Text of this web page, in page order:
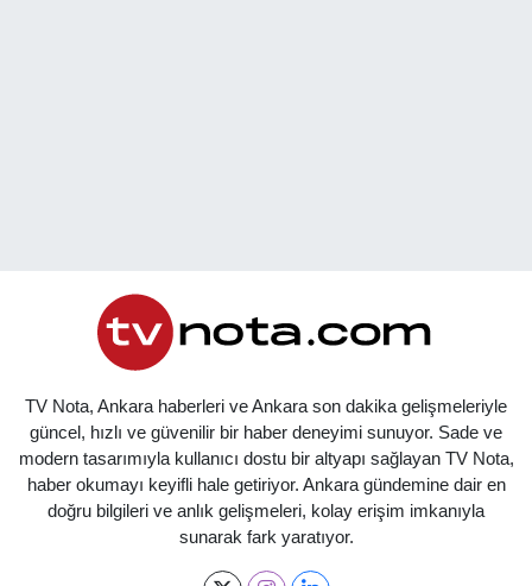
TV Nota, Ankara haberleri ve Ankara son dakika gelişmeleriyle
güncel, hızlı ve güvenilir bir haber deneyimi sunuyor. Sade ve
modern tasarımıyla kullanıcı dostu bir altyapı sağlayan TV Nota,
haber okumayı keyifli hale getiriyor. Ankara gündemine dair en
doğru bilgileri ve anlık gelişmeleri, kolay erişim imkanıyla
sunarak fark yaratıyor.